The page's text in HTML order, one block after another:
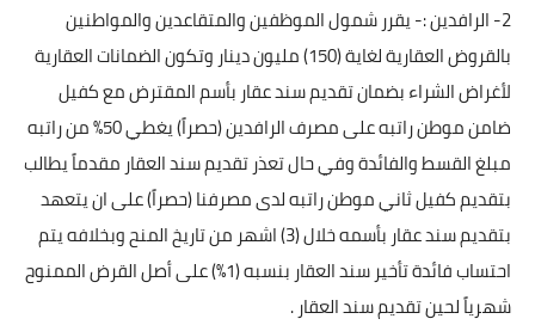
2- الرافدين :- يقرر شمول الموظفين والمتقاعدين والمواطنين
بالقروض العقارية لغاية (150) مليون دينار وتكون الضمانات العقارية
لأغراض الشراء بضمان تقديم سند عقار بأسم المقترض مع كفيل
ضامن موطن راتبه على مصرف الرافدين (حصراً) يغطي 50% من راتبه
مبلغ القسط والفائدة وفي حال تعذر تقديم سند العقار مقدماً يطالب
بتقديم كفيل ثاني موطن راتبه لدى مصرفنا (حصراً) على ان يتعهد
بتقديم سند عقار بأسمه خلال (3) اشهر من تاريخ المنح وبخلافه يتم
احتساب فائدة تأخير سند العقار بنسبه (1%) على أصل القرض الممنوح
شهرياً لحين تقديم سند العقار .